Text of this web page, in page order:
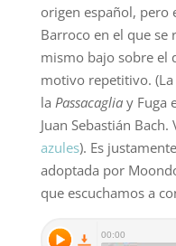
origen español, pero
Barroco en el que se
mismo bajo sobre el
motivo repetitivo.
la Passacagliay Fuga
Juan Sebastián
azules). Es
adoptada por
que escuchamos a